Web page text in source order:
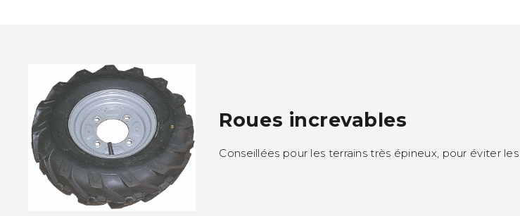
Roues increvables
Conseillées pour les terrains très épineux, pour éviter